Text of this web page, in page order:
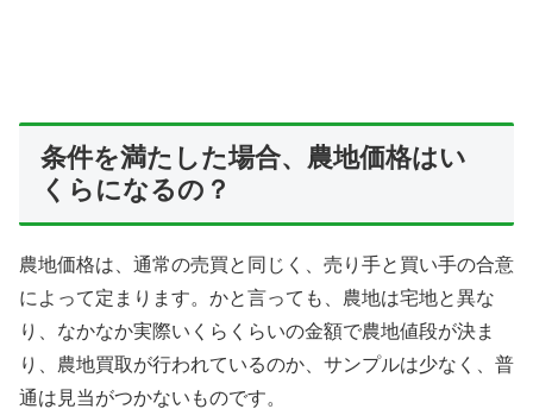
条件を満たした場合、農地価格はい
くらになるの？
農地価格は、通常の売買と同じく、売り手と買い手の合意
によって定まります。かと言っても、農地は宅地と異な
り、なかなか実際いくらくらいの金額で農地値段が決ま
り、農地買取が行われているのか、サンプルは少なく、普
通は見当がつかないものです。